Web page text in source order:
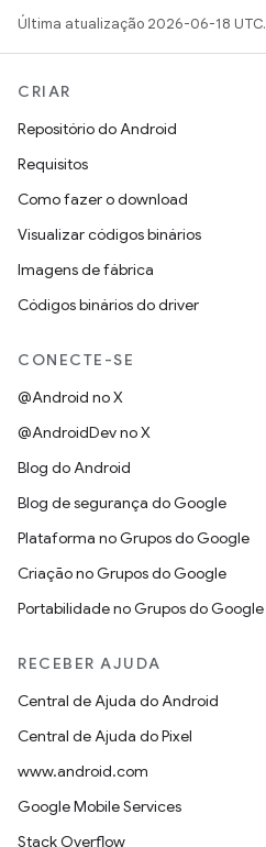
Última atualização 2026-06-18 UTC.
CRIAR
Repositório do Android
Requisitos
Como fazer o download
Visualizar códigos binários
Imagens de fábrica
Códigos binários do driver
CONECTE-SE
@Android no X
@AndroidDev no X
Blog do Android
Blog de segurança do Google
Plataforma no Grupos do Google
Criação no Grupos do Google
Portabilidade no Grupos do Google
RECEBER AJUDA
Central de Ajuda do Android
Central de Ajuda do Pixel
www.android.com
Google Mobile Services
Stack Overflow